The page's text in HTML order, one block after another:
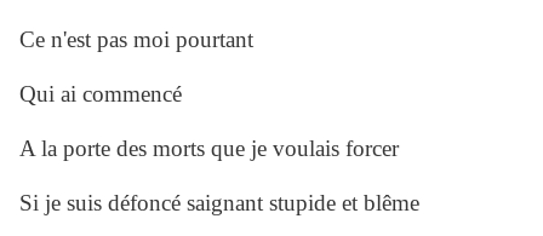
Ce n'est pas moi pourtant
Qui ai commencé
A la porte des morts que je voulais forcer
Si je suis défoncé saignant stupide et blême